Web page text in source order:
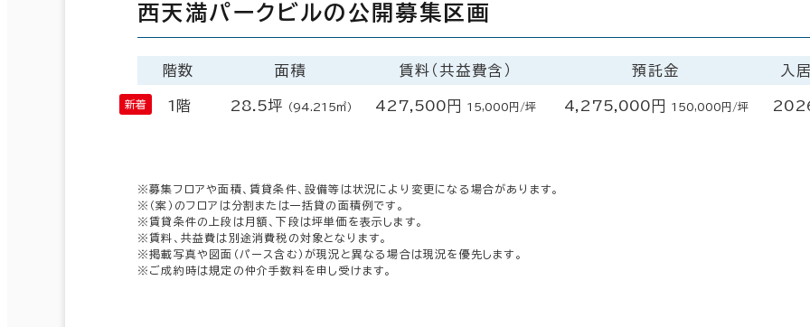
西天満パークビルの公開募集区画
階数 面積 賃料（共益費含） 預託金 入
1階 28.5坪 （94.215㎡） 427,500円 15,000円/坪 4,275,000円 150,000円/坪
※募集フロアや面積、賃貸条件、設備等は状況により変更になる場合があります。
※（案）のフロアは分割または一括貸の面積例です。
※賃貸条件の上段は月額、下段は坪単価を表示します。
※賃料、共益費は別途消費税の対象となります。
※掲載写真や図面（パース含む）が現況と異なる場合は現況を優先します。
※ご成約時は規定の仲介手数料を申し受けます。